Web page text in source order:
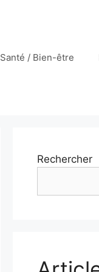
Santé / Bien-être
Rechercher